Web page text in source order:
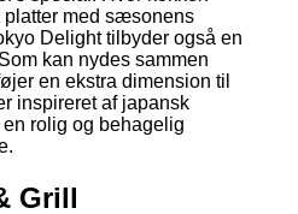
med sæsonens
Delight tilbyder også en
kan nydes sammen
en ekstra dimension til
inspireret af japansk
rolig og behagelig
Grill